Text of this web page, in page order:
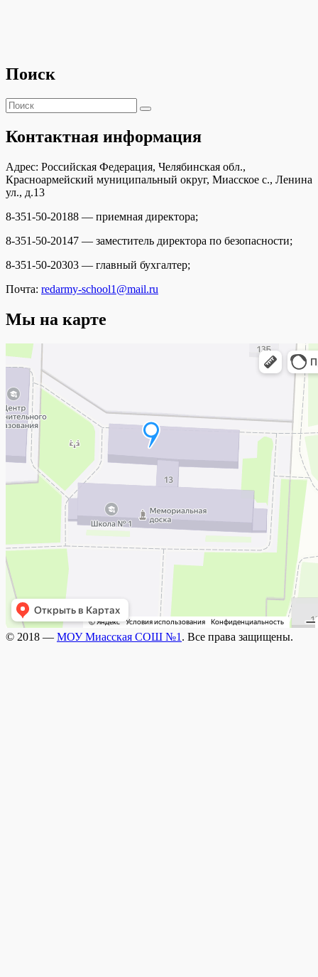
Поиск
Поиск:
Поиск
Контактная информация
Адрес: Российская Федерация, Челябинская обл.,
Красноармейский муниципальный округ, Миасское с., Ленина
ул., д.13
8-351-50-20188 — приемная директора;
8-351-50-20147 — заместитель директора по безопасности;
8-351-50-20303 — главный бухгалтер;
Почта: redarmy-school1@mail.ru
Мы на карте
© 2018 — МОУ Миасская СОШ №1 . Все права защищены.